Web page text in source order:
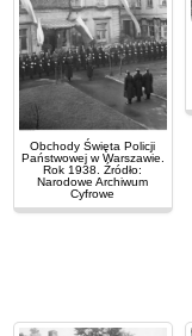
Obchody Święta Policji
Państwowej w Warszawie.
Rok 1938. Źródło:
Narodowe Archiwum
Cyfrowe